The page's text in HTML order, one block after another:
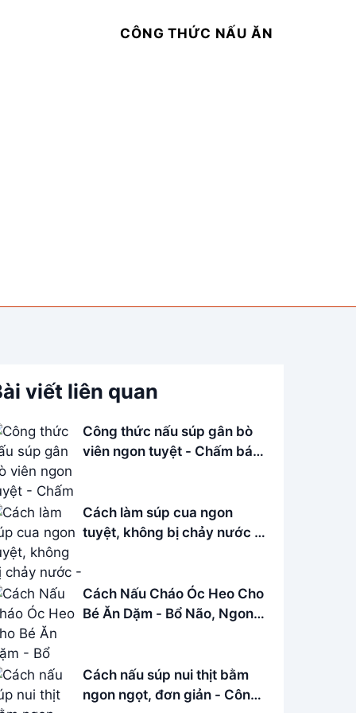
CÔNG THỨC NẤU ĂN
viết liên quan
Công thức nấu súp gân bò
viên ngon tuyệt - Chấm bánh
Cách làm súp cua ngon
tuyệt, không bị chảy nước -
Cách Nấu Cháo Óc Heo Cho
Bé Ăn Dặm - Bổ Não, Ngon
Cách nấu súp nui thịt bằm
ngon ngọt, đơn giản - Công